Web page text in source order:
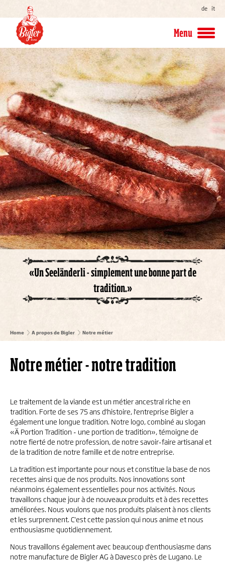
de it
Menu
«Un Seeländerli - simplement une bonne part de
tradition.»
Home A propos de Bigler Notre métier
Notre métier - notre tradition
Le traitement de la viande est un métier ancestral riche en
tradition. Forte de ses 75 ans d'histoire, l'entreprise Bigler a
également une longue tradition. Notre logo, combiné au slogan
«Ä Portion Tradition - une portion de tradition», témoigne de
notre fierté de notre profession, de notre savoir-faire artisanal et
de la tradition de notre famille et de notre entreprise.
La tradition est importante pour nous et constitue la base de nos
recettes ainsi que de nos produits. Nos innovations sont
néanmoins également essentielles pour nos activités. Nous
travaillons chaque jour à de nouveaux produits et à des recettes
améliorées. Nous voulons que nos produits plaisent à nos clients
et les surprennent. C'est cette passion qui nous anime et nous
enthousiasme quotidiennement.
Nous travaillons également avec beaucoup d'enthousiasme dans
notre manufacture de Bigler AG à Davesco près de Lugano. Le